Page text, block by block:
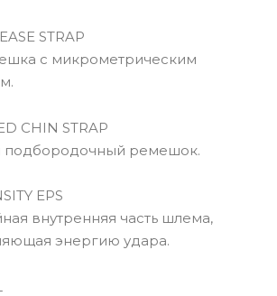
STRAP
с микрометрическим
CHIN STRAP
подбородочный ремешок.
EPS
внутренняя часть шлема,
энергию удара.